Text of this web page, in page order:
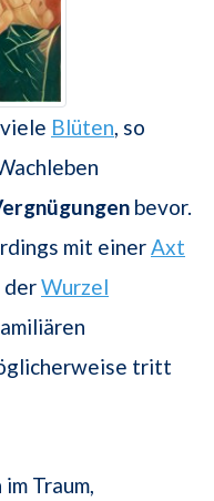
Blüten , so
bevor.
mit einer Axt
derWurzel
tritt
Traum,